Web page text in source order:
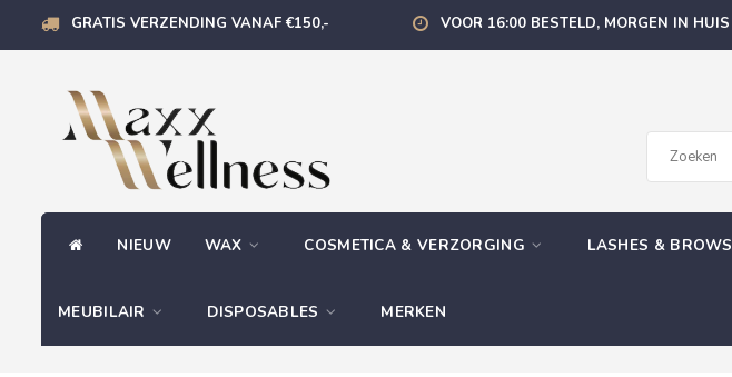
GRATIS VERZENDING VANAF €150,- VOOR 16:00 BESTELD, MORGEN IN HUIS
NIEUW WAX COSMETICA & VERZORGING LASHES & BROWS
MEUBILAIR DISPOSABLES MERKEN